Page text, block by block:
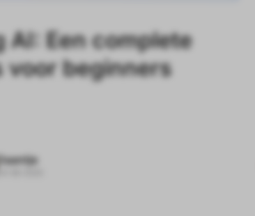
AI: Een complete
voor beginners
06-2025